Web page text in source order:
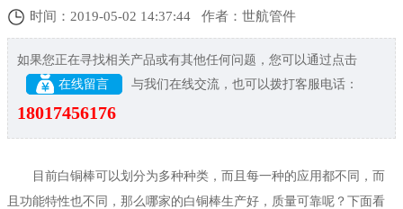
时间：2019-05-02 14:37:44 作者：世航管件
如果您正在寻找相关产品或有其他任何问题，您可以通过点击
在线留言
与我们在线交流，也可以拨打客服电话：
18017456176
目前白铜棒可以划分为多种种类，而且每一种的应用都不同，而
且功能特性也不同，那么哪家的白铜棒生产好，质量可靠呢？下面看